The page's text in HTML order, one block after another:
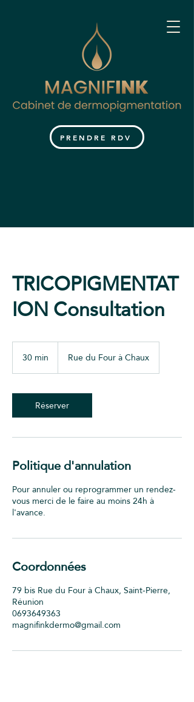
PRENDRE RDV
TRICOPIGMENTAT
ION Consultation
30 min
i
n
Rue du Four à Chaux
Réserver
Politique d'annulation
Pour annuler ou reprogrammer un rendez-
vous merci de le faire au moins 24h à
l'avance.
Coordonnées
79 bis Rue du Four à Chaux, Saint-Pierre,
Réunion
0693649363
magnifinkdermo@gmail.com